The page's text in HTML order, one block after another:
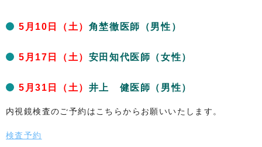
5月10日（土） 角埜徹医師（男性）
5月17日（土） 安田知代医師（女性）
5月31日（土） 井上 健医師（男性）
内視鏡検査のご予約はこちらからお願いいたします。
検査予約